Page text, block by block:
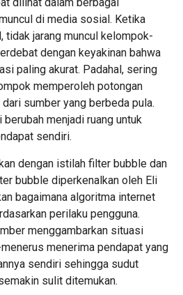
di media sosial. Ketika
tidak jarang muncul kelompok-
dengan keyakinan bahwa
paling akurat. Padahal, sering
memperoleh potongan
sumber yang berbeda pula.
menjadi ruang untuk
sendiri.
dengan istilah filter bubble dan
bubble diperkenalkan oleh Eli
bagaimana algoritma internet
perilaku pengguna.
menggambarkan situasi
menerima pendapat yang
sendiri sehingga sudut
sulit ditemukan.